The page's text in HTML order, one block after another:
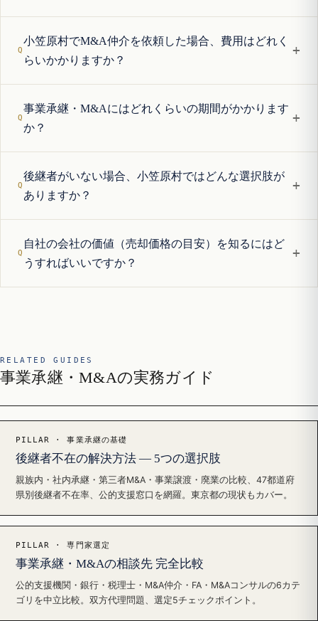
小笠原村でM&A仲介を依頼した場合、費用はどれく
らいかかりますか？
+
事業承継・M&Aにはどれくらいの期間がかかります
か？
+
後継者がいない場合、小笠原村ではどんな選択肢が
ありますか？
+
自社の会社の価値（売却価格の目安）を知るにはど
うすればいいですか？
+
RELATED GUIDES
事業承継・M&Aの実務ガイド
PILLAR · 事業承継の基礎
後継者不在の解決方法 — 5つの選択肢
親族内・社内承継・第三者M&A・事業譲渡・廃業の比較、47都道府
県別後継者不在率、公的支援窓口を網羅。東京都の現状もカバー。
PILLAR · 専門家選定
事業承継・M&Aの相談先 完全比較
公的支援機関・銀行・税理士・M&A仲介・FA・M&Aコンサルの6カテ
ゴリを中立比較。双方代理問題、選定5チェックポイント。